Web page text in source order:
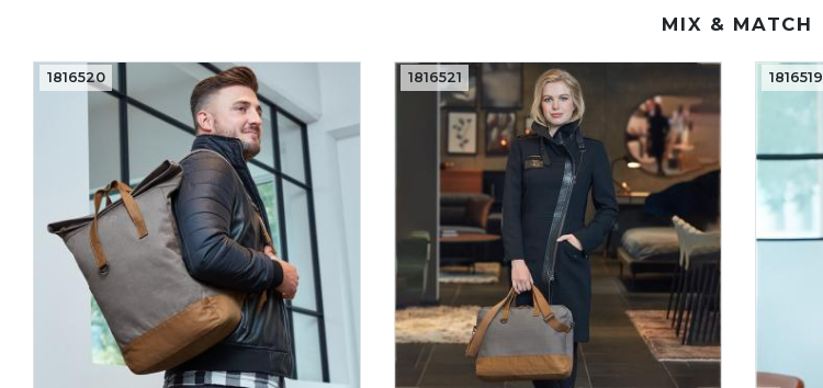
MIX & MATCH
1816520 1816521 1816519